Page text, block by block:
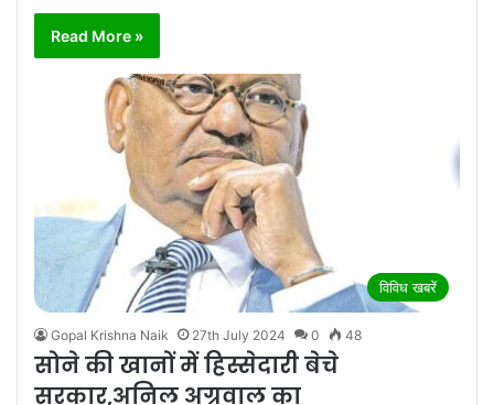
Read More »
विविध खबरें
Gopal Krishna Naik 27th July 2024 0 48
सोने की खानों में हिस्सेदारी बेचे
सरकार,अनिल अग्रवाल का